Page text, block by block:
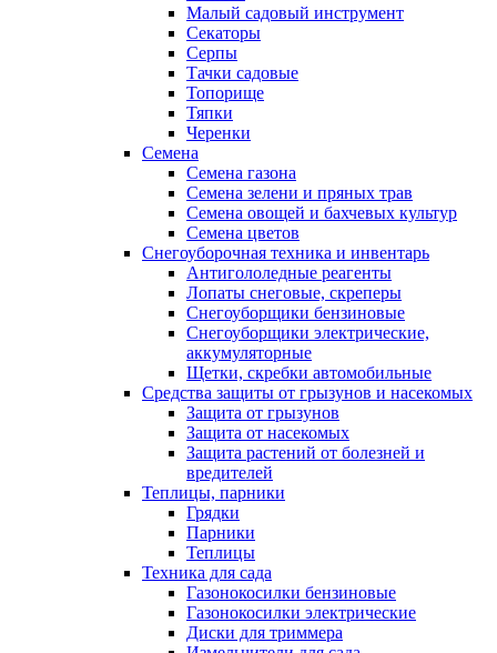
Малый садовый инструмент
Секаторы
Серпы
Тачки садовые
Топорище
Тяпки
Черенки
Семена
Семена газона
Семена зелени и пряных трав
Семена овощей и бахчевых культур
Семена цветов
Снегоуборочная техника и инвентарь
Антигололедные реагенты
Лопаты снеговые, скреперы
Снегоуборщики бензиновые
Снегоуборщики электрические,
аккумуляторные
Щетки, скребки автомобильные
Средства защиты от грызунов и насекомых
Защита от грызунов
Защита от насекомых
Защита растений от болезней и
вредителей
Теплицы, парники
Грядки
Парники
Теплицы
Техника для сада
Газонокосилки бензиновые
Газонокосилки электрические
Диски для триммера